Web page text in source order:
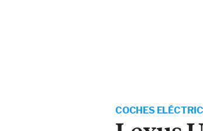
COCHES